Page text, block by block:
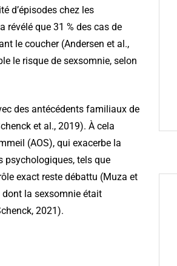
d’épisodes chez les
révélé que 31 % des cas de
le coucher (Andersen et al.,
le risque de sexsomnie, selon
des antécédents familiaux de
et al., 2019). À cela
(AOS), qui exacerbe la
psychologiques, tels que
exact reste débattu (Muza et
dont la sexsomnie était
2021).